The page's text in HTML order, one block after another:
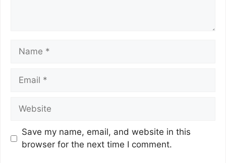
Save my name, email, and website in this
browser for the next time I comment.